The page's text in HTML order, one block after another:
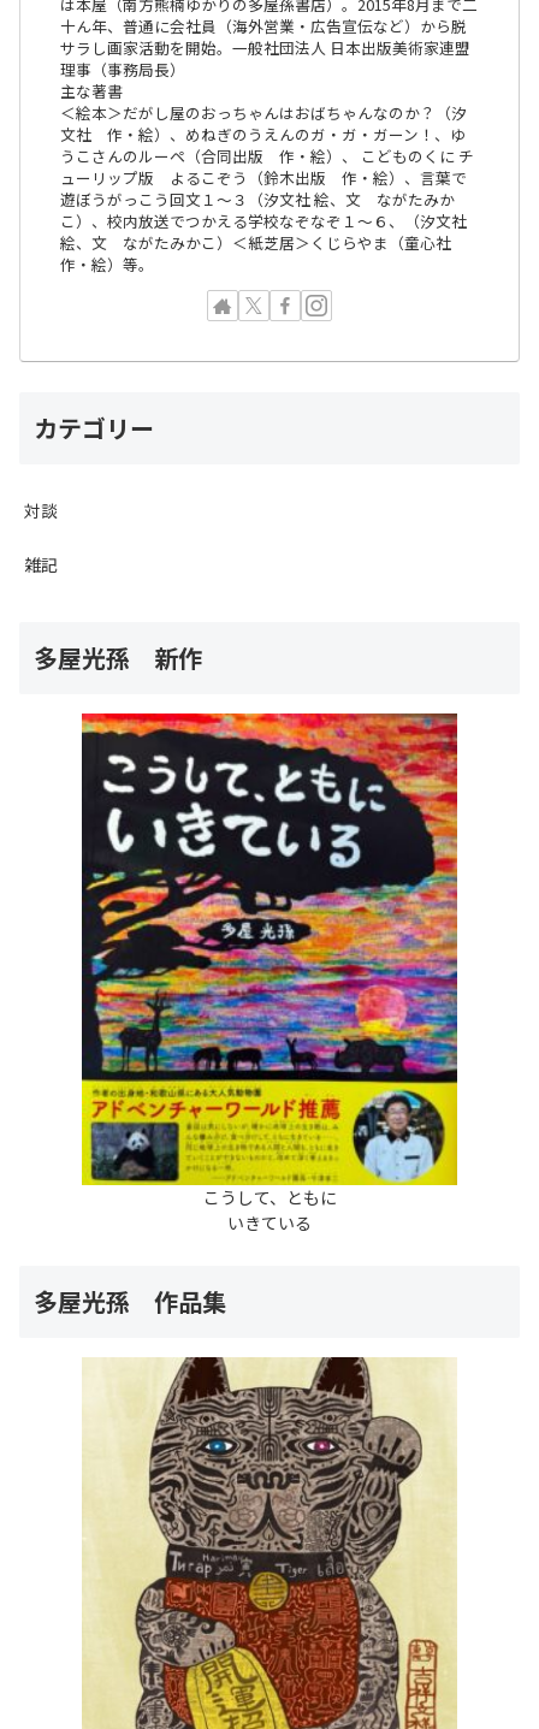
十ん年、普通に会社員（海外営業・広告宣伝など）から脱
サラし画家活動を開始。一般社団法人 日本出版美術家連盟
理事（事務局長）
主な著書
＜絵本＞だがし屋のおっちゃんはおばちゃんなのか？（汐
文社 作・絵）、めねぎのうえんのガ・ガ・ガーン！、ゆ
うこさんのルーペ（合同出版 作・絵）、 こどものくに チ
ューリップ版 よるこぞう（鈴木出版 作・絵）、言葉で
遊ぼうがっこう回文１〜３（汐文社 絵、文 ながたみか
こ）、校内放送でつかえる学校なぞなぞ１〜６、（汐文社
絵、文 ながたみかこ）＜紙芝居＞くじらやま（童心社
作・絵）等。
カテゴリー
対談
雑記
多屋光孫 新作
こうして、ともに
いきている
多屋光孫 作品集